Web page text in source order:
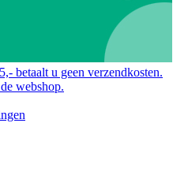
betaalt u geen verzendkosten.
webshop.